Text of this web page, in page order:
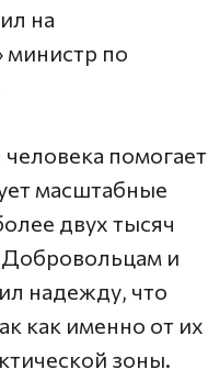
на
министр по
помогает
масштабные
двух тысяч
Добровольцам и
надежду, что
как именно от их
зоны.